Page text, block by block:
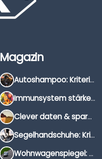
Magazin
Autoshampoo: Kriterien, Unterschiede & Anwendung
Immunsystem stärken: Hausmittel, Vitamine & Wissenswertes
Clever daten & sparen: So findest du die besten Deals für Dates und Unternehmungen
Segelhandschuhe: Kriterien, Materialien & Tipps
Wohnwagenspiegel: Auswahl, Preise & Montage